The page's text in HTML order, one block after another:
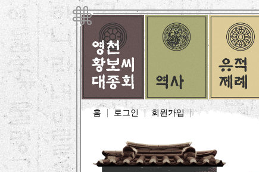
홈 로그인 회원가입